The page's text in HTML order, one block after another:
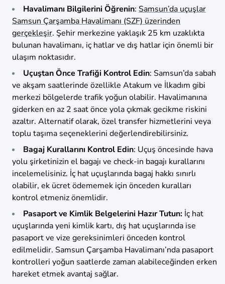
Havalimanı Bilgilerini Öğrenin: Samsun’da uçuşlar
Samsun Çarşamba Havalimanı (SZF) üzerinden
gerçekleşir. Şehir merkezine yaklaşık 25 km uzaklıkta
bulunan havalimanı, iç hatlar ve dış hatlar için önemli bir
ulaşım noktasıdır.
Uçuştan Önce Trafiği Kontrol Edin: Samsun’da sabah
ve akşam saatlerinde özellikle Atakum ve İlkadım gibi
merkezi bölgelerde trafik yoğun olabilir. Havalimanına
giderken en az 2 saat önce yola çıkmak gecikme riskini
azaltır. Alternatif olarak, özel transfer hizmetlerini veya
toplu taşıma seçeneklerini değerlendirebilirsiniz.
Bagaj Kurallarını Kontrol Edin: Uçuş öncesinde hava
yolu şirketinizin el bagajı ve check-in bagajı kurallarını
incelemelisiniz. İç hat uçuşlarında bagaj hakkı sınırlı
olabilir, ek ücret ödememek için önceden kuralları
kontrol etmeniz önemlidir.
Pasaport ve Kimlik Belgelerini HazırTutun: İç hat
uçuşlarında yeni kimlik kartı, dış hat uçuşlarında ise
pasaport ve vize gereksinimleri önceden kontrol
edilmelidir. Samsun Çarşamba Havalimanı’nda pasaport
kontrolleri yoğun saatlerde zaman alabileceğinden erken
hareket etmek avantaj sağlar.